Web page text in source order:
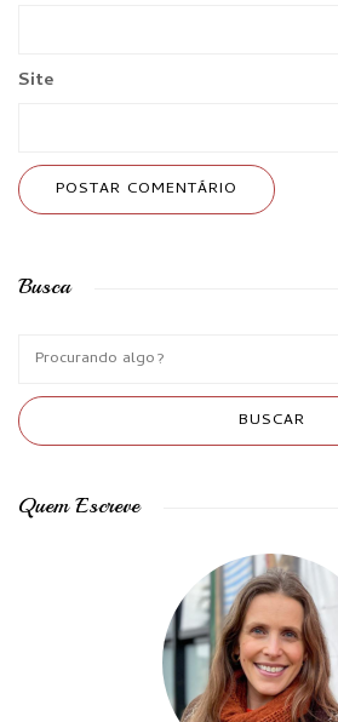
Site
Busca
Quem Escreve